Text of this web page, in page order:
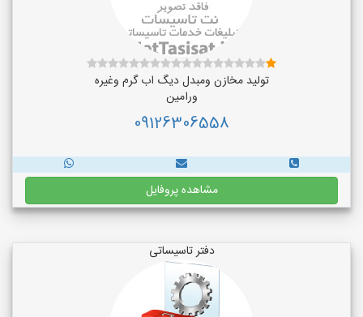
تولید مخازن ومبدل دیگ اب گرم وغیره
ورامین
09126306558
مشاهده پروفایل
دفتر تاسیساتی